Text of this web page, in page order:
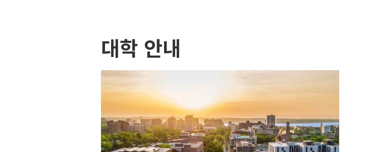
대학 안내